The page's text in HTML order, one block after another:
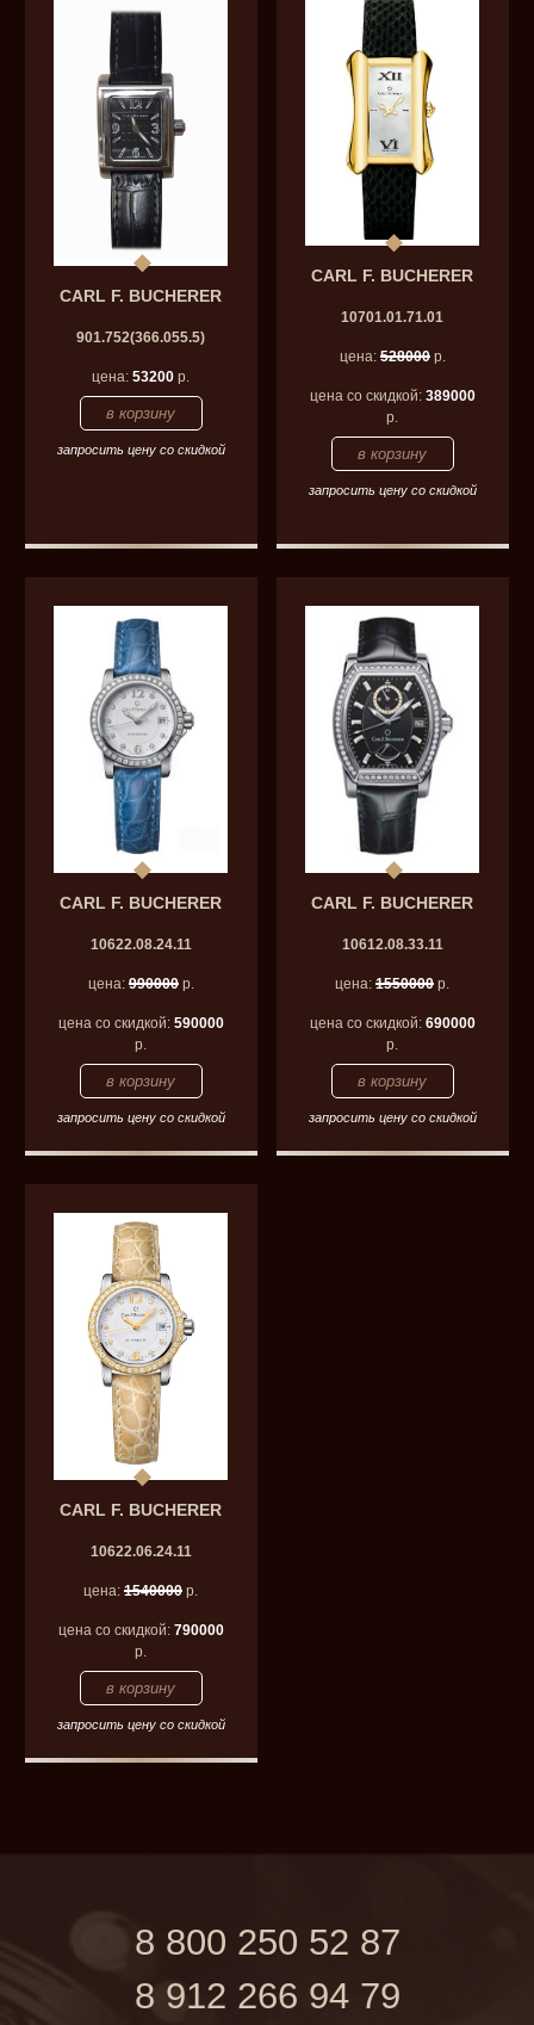
CARL F. BUCHERER
901.752(366.055.5)
цена:53200 р.
запросить цену со скидкой
CARL F. BUCHERER
10701.01.71.01
цена: 528000р.
цена со скидкой: 389000
р.
запросить цену со скидкой
CARL F. BUCHERER
10622.08.24.11
цена: 990000р.
цена со скидкой: 590000
р.
запросить цену со скидкой
CARL F. BUCHERER
10612.08.33.11
цена:1550000 р.
цена со скидкой: 690000
р.
запросить цену со скидкой
CARL F. BUCHERER
10622.06.24.11
цена:1540000 р.
цена со скидкой: 790000
р.
запросить цену со скидкой
8 800 250 52 87
8 912 266 94 79